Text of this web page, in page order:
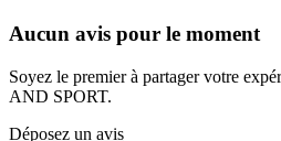
Aucun avis pour le moment
Soyez le premier à partager votre
AND SPORT.
Déposez un avis